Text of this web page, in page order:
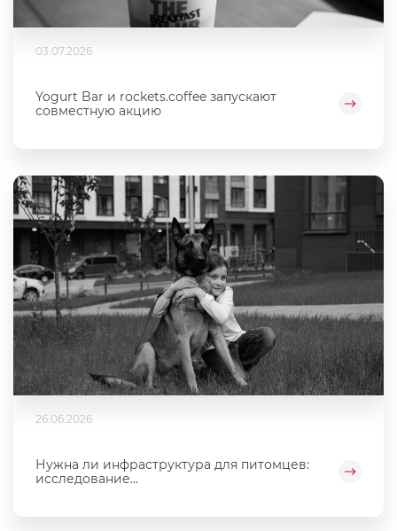
03.07.2026
Yogurt Bar и rockets.coffee запускают
совместную акцию
26.06.2026
Нужна ли инфраструктура для питомцев:
исследование...